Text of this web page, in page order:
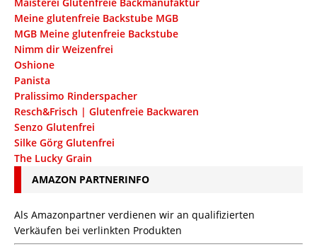
Maisterei Glutenfreie Backmanufaktur
Meine glutenfreie Backstube MGB
MGB Meine glutenfreie Backstube
Nimm dir Weizenfrei
Oshione
Panista
Pralissimo Rinderspacher
Resch&Frisch | Glutenfreie Backwaren
Senzo Glutenfrei
Silke Görg Glutenfrei
The Lucky Grain
AMAZON PARTNERINFO
Als Amazonpartner verdienen wir an qualifizierten
Verkäufen bei verlinkten Produkten